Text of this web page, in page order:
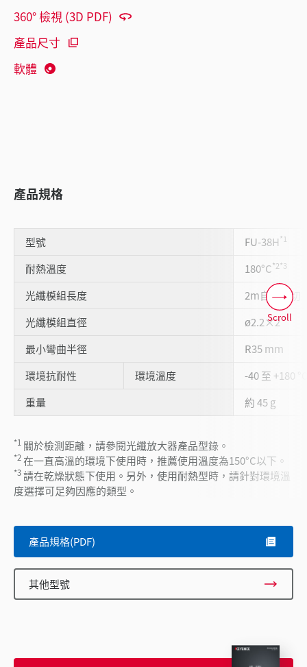
360° 檢視 (3D PDF)
產品尺寸
軟體
產品規格
型號 FU-38H*1
耐熱溫度 180°C*2*3
光纖模組長度
2m自由裁切
光纖模組直徑
ø2.2×2
最小彎曲半徑
R35 mm
環境抗耐性
環境溫度
-40 至 +180
重量
約 45 g
*1 關於檢測距離，請參閱光纖放大器產品型錄。
*2在一直高溫的環境下使用時，推薦使用溫度為150°C以下。
*3請在乾燥狀態下使用。另外，使用耐熱型時，請針對環境溫
度選擇可足夠因應的類型。
Scroll
產品規格(PDF)
其他型號